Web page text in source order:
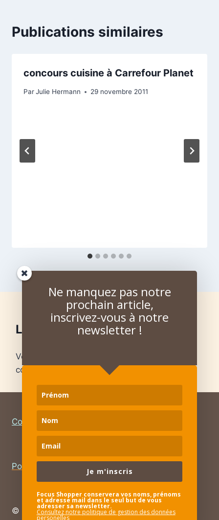
Publications similaires
concours cuisine à Carrefour Planet
ParJulie Hermann 29 novembre 2011
Laisser un commentaire
Vous devez
commentaire.
Contact–Mentions légales
Politique de confidentialité – RGPD
© 2026 Focus Shopper
Ne manquez pas notre
prochain article,
inscrivez-vous à notre
newsletter !
Je m'inscris
Focus Shopper conservera vos noms, prénoms
et adresse mail dans le seul but de vous
adresser sa newsletter.
Consultez notre politique de gestion des données
personelles